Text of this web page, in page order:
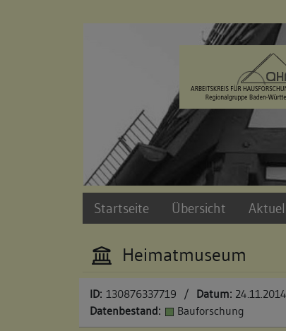
Startseite Übersicht
Heimatmuseum
ID: 130876337719 / Datum: 24.11.2014
Datenbestand:
Bauforschung